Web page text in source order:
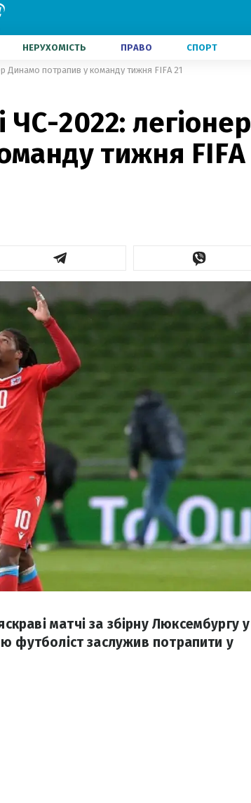
НЕРУХОМІСТЬ ПРАВО СПОРТ
Динамо потрапив у команду тижня FIFA 21
ЧС-2022: легіонер
тижня FIFA
матчі за збірну Люксембургу у
футболіст заслужив потрапити у